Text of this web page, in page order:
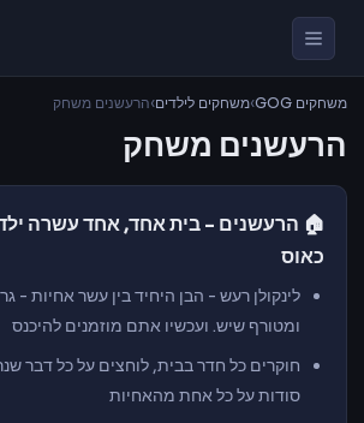
משחקים GOG ›משחקים לילדים›הרעשנים משחק
הרעשנים משחק
🏠 הרעשנים -בית אחד, אחדעשרה
כאוס
לינקולן רעש - הבן היחיד בין עשר אחיות -
ומטורף שיש. ועכשיו אתם מוזמנים להיכנס
חוקרים כל חדרבבית, לוחצים על כל דבר
סודותעל כל אחת מהאחיות